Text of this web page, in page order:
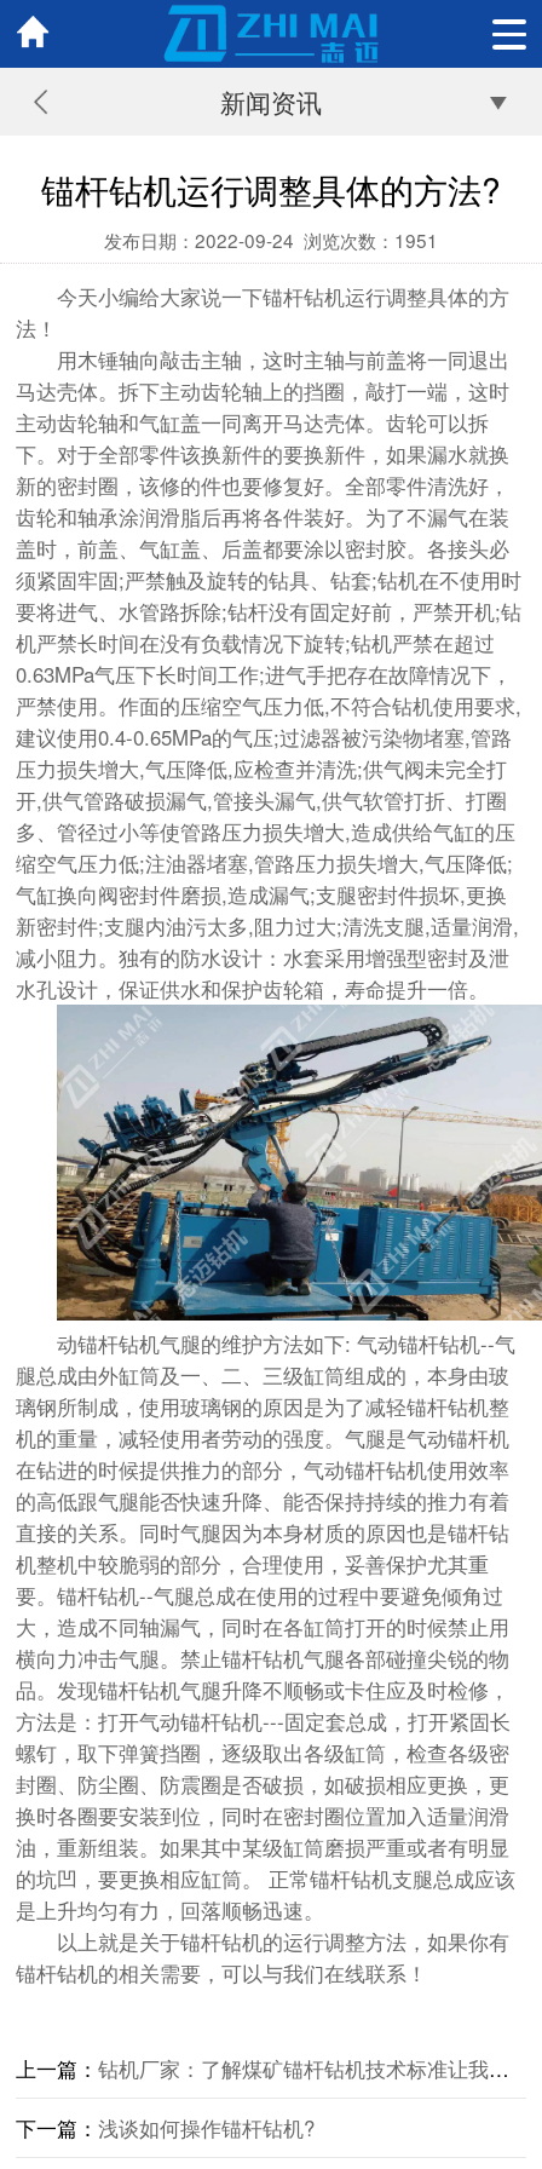
新闻资讯
锚杆钻机运行调整具体的方法?
发布日期：2022-09-24 浏览次数： 1951
今天小编给大家说一下锚杆钻机运行调整具体的方
法！
用木锤轴向敲击主轴，这时主轴与前盖将一同退出
马达壳体。拆下主动齿轮轴上的挡圈，敲打一端，这时
主动齿轮轴和气缸盖一同离开马达壳体。齿轮可以拆
下。对于全部零件该换新件的要换新件，如果漏水就换
新的密封圈，该修的件也要修复好。全部零件清洗好，
齿轮和轴承涂润滑脂后再将各件装好。为了不漏气在装
盖时，前盖、气缸盖、后盖都要涂以密封胶。各接头必
须紧固牢固;严禁触及旋转的钻具、钻套;钻机在不使用时
要将进气、水管路拆除;钻杆没有固定好前，严禁开机;钻
机严禁长时间在没有负载情况下旋转;钻机严禁在超过
0.63MPa气压下长时间工作;进气手把存在故障情况下，
严禁使用。作面的压缩空气压力低,不符合钻机使用要求,
建议使用0.4-0.65MPa的气压;过滤器被污染物堵塞,管路
压力损失增大,气压降低,应检查并清洗;供气阀未完全打
开,供气管路破损漏气,管接头漏气,供气软管打折、打圈
多、管径过小等使管路压力损失增大,造成供给气缸的压
缩空气压力低;注油器堵塞,管路压力损失增大,气压降低;
气缸换向阀密封件磨损,造成漏气;支腿密封件损坏,更换
新密封件;支腿内油污太多,阻力过大;清洗支腿,适量润滑,
减小阻力。独有的防水设计：水套采用增强型密封及泄
水孔设计，保证供水和保护齿轮箱，寿命提升一倍。
动锚杆钻机气腿的维护方法如下: 气动锚杆钻机--气
腿总成由外缸筒及一、二、三级缸筒组成的，本身由玻
璃钢所制成，使用玻璃钢的原因是为了减轻锚杆钻机整
机的重量，减轻使用者劳动的强度。气腿是气动锚杆机
在钻进的时候提供推力的部分，气动锚杆钻机使用效率
的高低跟气腿能否快速升降、能否保持持续的推力有着
直接的关系。同时气腿因为本身材质的原因也是锚杆钻
机整机中较脆弱的部分，合理使用，妥善保护尤其重
要。锚杆钻机--气腿总成在使用的过程中要避免倾角过
大，造成不同轴漏气，同时在各缸筒打开的时候禁止用
横向力冲击气腿。禁止锚杆钻机气腿各部碰撞尖锐的物
品。发现锚杆钻机气腿升降不顺畅或卡住应及时检修，
方法是：打开气动锚杆钻机---固定套总成，打开紧固长
螺钉，取下弹簧挡圈，逐级取出各级缸筒，检查各级密
封圈、防尘圈、防震圈是否破损，如破损相应更换，更
换时各圈要安装到位，同时在密封圈位置加入适量润滑
油，重新组装。如果其中某级缸筒磨损严重或者有明显
的坑凹，要更换相应缸筒。 正常锚杆钻机支腿总成应该
是上升均匀有力，回落顺畅迅速。
以上就是关于锚杆钻机的运行调整方法，如果你有
锚杆钻机的相关需要，可以与我们在线联系！
上一篇：钻机厂家：了解煤矿锚杆钻机技术标准让我们更方便使用？
下一篇：浅谈如何操作锚杆钻机?